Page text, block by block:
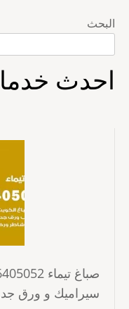
البحث
احدث
سيراميك و ورق